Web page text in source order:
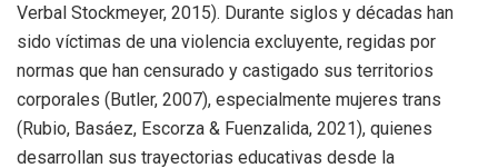
Verbal Stockmeyer, 2015). Durante siglos y décadas han
sido víctimas de una violencia excluyente, regidas por
normas que han censurado y castigado sus territorios
corporales (Butler, 2007), especialmente mujeres trans
(Rubio, Basáez, Escorza & Fuenzalida, 2021), quienes
desarrollan sus trayectorias educativas desde la